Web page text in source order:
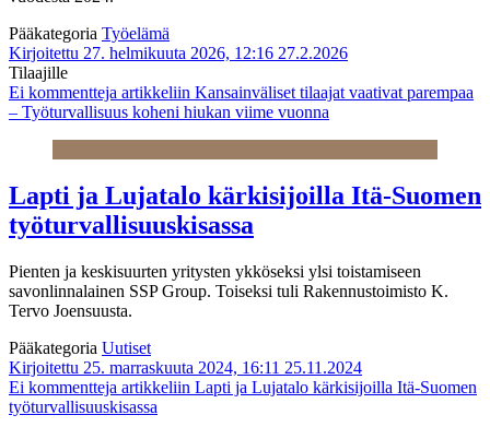
Pääkategoria Työelämä
Kirjoitettu 27. helmikuuta 2026, 12:16 27.2.2026
Tilaajille
Ei kommentteja artikkeliin Kansainväliset tilaajat vaativat parempaa
– Työturvallisuus koheni hiukan viime vuonna
Lapti ja Lujatalo kärkisijoilla Itä-Suomen
työturvallisuuskisassa
Pienten ja keskisuurten yritysten ykköseksi ylsi toistamiseen
savonlinnalainen SSP Group. Toiseksi tuli Rakennustoimisto K.
Tervo Joensuusta.
Pääkategoria Uutiset
Kirjoitettu 25. marraskuuta 2024, 16:11 25.11.2024
Ei kommentteja artikkeliin Lapti ja Lujatalo kärkisijoilla Itä-Suomen
työturvallisuuskisassa